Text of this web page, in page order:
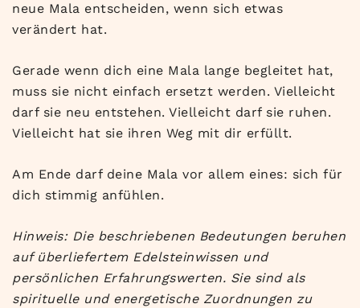
neue Mala entscheiden, wenn sich etwas
verändert hat.
Gerade wenn dich eine Mala lange begleitet hat,
muss sie nicht einfach ersetzt werden. Vielleicht
darf sie neu entstehen. Vielleicht darf sie ruhen.
Vielleicht hat sie ihren Weg mit dir erfüllt.
Am Ende darf deine Mala vor allem eines: sich für
dich stimmig anfühlen.
Hinweis: Die beschriebenen Bedeutungen beruhen
auf überliefertem Edelsteinwissen und
persönlichen Erfahrungswerten. Sie sind als
spirituelle und energetische Zuordnungen zu